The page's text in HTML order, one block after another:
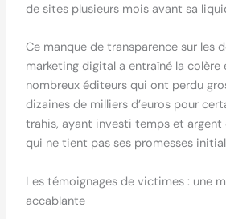
de sites plusieurs mois avant sa
Ce manque de transparence sur les
marketing digital a entraîné la colère
nombreux éditeurs qui ont perdu
dizaines de milliers d’euros pour
trahis, ayant investi temps et argent
qui ne tient pas ses promesses
Les témoignages de victimes : une
accablante